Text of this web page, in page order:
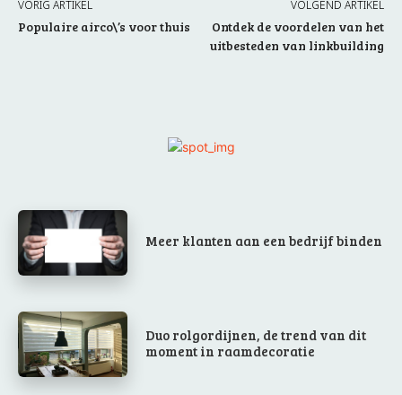
VORIG ARTIKEL
Populaire airco\’s voor thuis
VOLGEND ARTIKEL
Ontdek de voordelen van het
uitbesteden van linkbuilding
Meer klanten aan een bedrijf binden
Duo rolgordijnen, de trend van dit
moment in raamdecoratie